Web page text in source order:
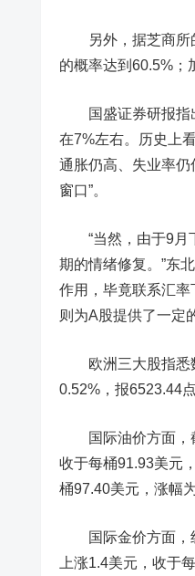
另外，据芝商所的
的概率达到60.5%；
国盛证券研报指出
在7%左右。历史上
通胀仍高、失业率仍
窗口”。
“当然，由于9月下
期的情绪修复。”东
作用，毕竟联系汇
则为A股提供了一定
欧洲三大股指悉数
0.52%，报6523.44
国际油价方面，截
收于每桶91.93美元
桶97.40美元，涨幅
国际金价方面，纽
上涨1.4美元，收于